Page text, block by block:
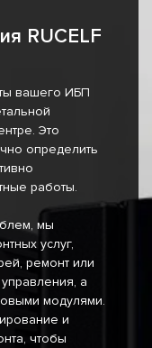
RUCELF
вашего ИБП
Это
определить
работы.
мы
услуг,
ремонт или
а
модулями.
и
чтобы